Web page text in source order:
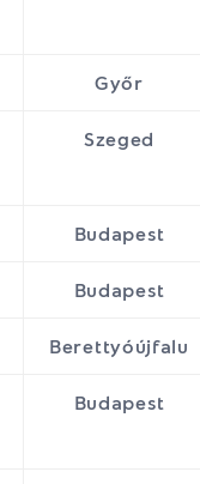
Győr
Szeged
Budapest
Budapest
Berettyóújfalu
Budapest